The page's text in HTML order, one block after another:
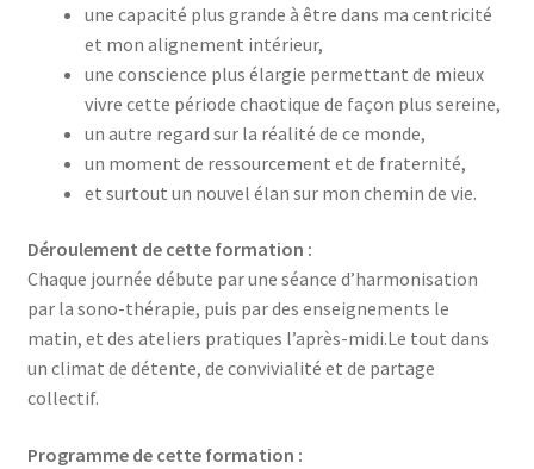
une capacité plus grande à être dans ma centricité
et mon alignement intérieur,
une conscience plus élargie permettant de mieux
vivre cette période chaotique de façon plus sereine,
un autre regard sur la réalité de ce monde,
un moment de ressourcement et de fraternité,
et surtout un nouvel élan sur mon chemin de vie.
Déroulement de cette formation :
Chaque journée débute par une séance d’harmonisation
par la sono-thérapie, puis par des enseignements le
matin, et des ateliers pratiques l’après-midi.Le tout dans
un climat de détente, de convivialité et de partage
collectif.
Programme de cette formation :